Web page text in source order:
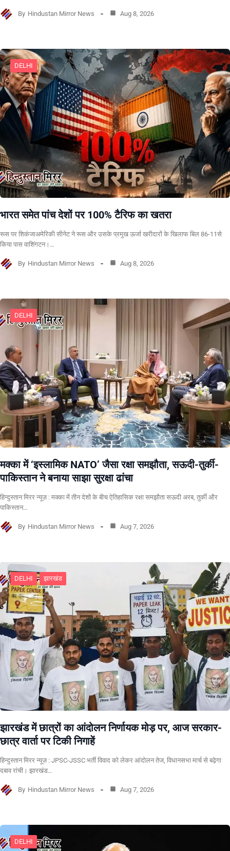
By Hindustan Mirror News Aug 8, 2026
DELHI
भारत समेत पांच देशों पर 100% टैरिफ का खतरा
रूस पर शिकंजाअमेरिकी सीनेट ने रूस और उसके प्रमुख ऊर्जा खरीदारों के खिलाफ बिल 86-11से
किया पास वाशिंगटन।…
By Hindustan Mirror News Aug 8, 2026
DELHI
मक्का में ‘इस्लामिक NATO’ जैसा रक्षा समझौता, सऊदी-तुर्की-
पाकिस्तान ने बनाया साझा सुरक्षा ढांचा
हिन्दुस्तान मिरर न्यूज़ : मक्का में तीन देशों के बीच ऐतिहासिक रक्षा समझौता सऊदी अरब, तुर्की और
पाकिस्तान…
By Hindustan Mirror News Aug 7, 2026
DELHI झारखंड
झारखंड में छात्रों का आंदोलन निर्णायक मोड़ पर, आज सरकार-
छात्र वार्ता पर टिकी निगाहें
हिन्दुस्तान मिरर न्यूज़ : JPSC-JSSC भर्ती विवाद को लेकर आंदोलन तेज, विधानसभा मार्च से बढ़ेगा
दबाव रांची। झारखंड…
By Hindustan Mirror News Aug 7, 2026
DELHI